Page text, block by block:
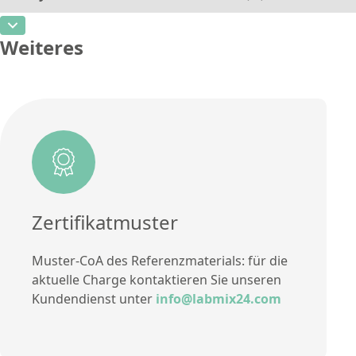
Methode
Einheit
Zusätzliche Informationen
CAS-Nummer
Konzentration
Methode
Weiteres
Zertifikatmuster
Muster-CoA des Referenzmaterials: für die
aktuelle Charge kontaktieren Sie unseren
Kundendienst unter info@labmix24.com